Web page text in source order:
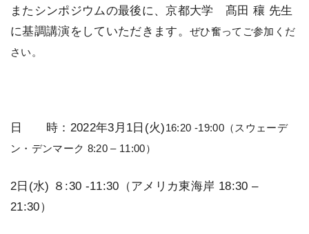
またシンポジウムの最後に、京都大学 髙田 穰 先生
に基調講演をしていただきます。ぜひ奮ってご参加くだ
さい。
日 時：2022年3月1日(火)16:20 -19:00（スウェーデ
ン・デンマーク 8:20 – 11:00）
2日(水) ８:30 -11:30（アメリカ東海岸 18:30 –
21:30）